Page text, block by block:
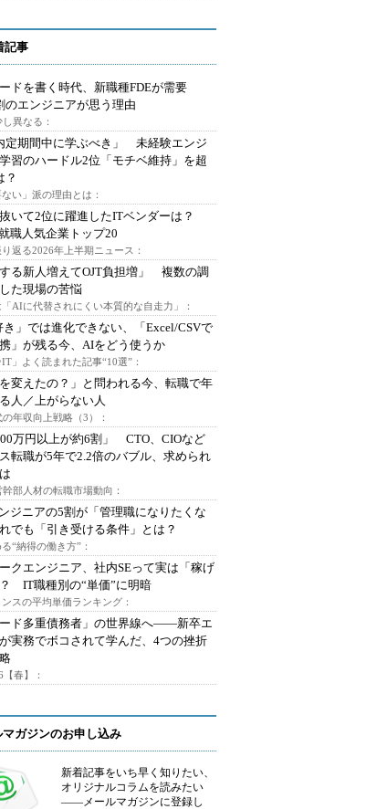
記事
ードを書く時代、新職種FDEが需要
エンジニアが思う理由
異なる：
定期間中に学ぶべき」 未経験エンジ
習のハードル2位「モチベ維持」を超
？
ない」派の理由とは：
いて2位に躍進したITベンダーは？
職人気企業トップ20
返る2026年上半期ニュース：
する新人増えてOJT負担増」 複数の調
た現場の苦悩
AIに代替されにくい本質的な自走力」：
き」では進化できない、「Excel/CSVで
」が残る今、AIをどう使うか
」よく読まれた記事“10選”：
を変えたの？」と問われる今、転職で年
人／上がらない人
年収向上戦略（3）：
万円以上が約6割」 CTO、CIOなど
転職が5年で2.2倍のバブル、求められ
部人材の転職市場動向：
ジニアの5割が「管理職になりたくな
でも「引き受ける条件」とは？
“納得の働き方”：
クエンジニア、社内SEって実は「稼げ
IT職種別の“単価”に明暗
スの平均単価ランキング：
ド多重債務者」の世界線へ――新卒エ
実務でボコされて学んだ、4つの挫折
春】：
ガジンのお申し込み
新着記事をいち早く知りたい、
オリジナルコラムを読みたい
――メールマガジンに登録し